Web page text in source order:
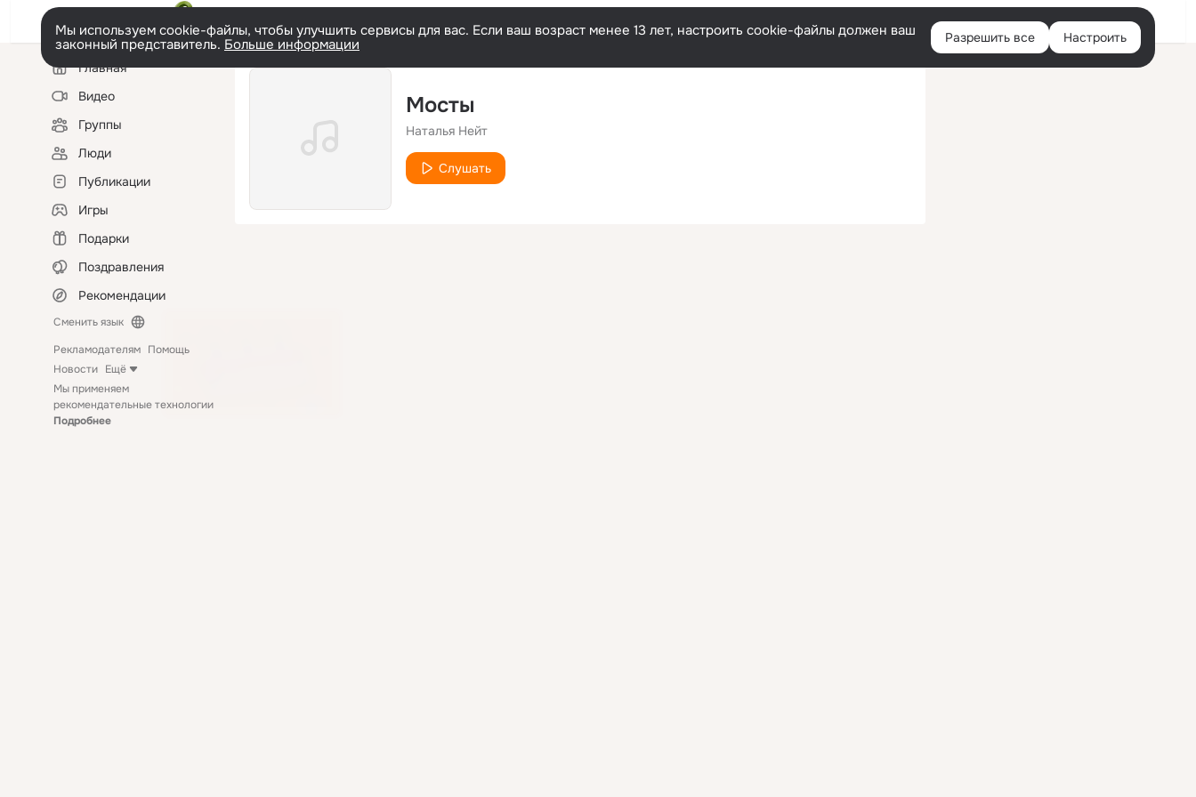
Войти
Мы используем cookie-файлы, чтобы улучшить сервисы для вас. Если ваш возраст менее 13 лет, настроить cookie-файлы должен ваш
законный представитель. Больше информации Разрешить все Настроить
Левая
колонкаГлавная
Видео
Группы
Люди
Публикации
Игры
Подарки
Поздравления
Рекомендации
Сменить язык
Рекламодателям Помощь
Новости Ещё
Мы применяем
рекомендательные технологии
Подробнее
Мосты
Наталья Нейт
Слушать